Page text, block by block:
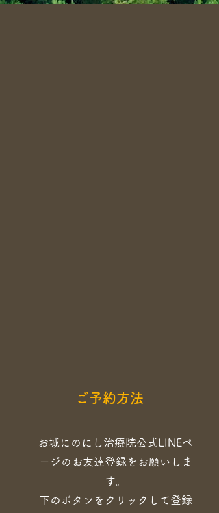
​ご予約方法
​お城にのにし治療院公式LINEペ
ージのお友達登録をお願いしま
す。
​​下のボタンをクリックして登録